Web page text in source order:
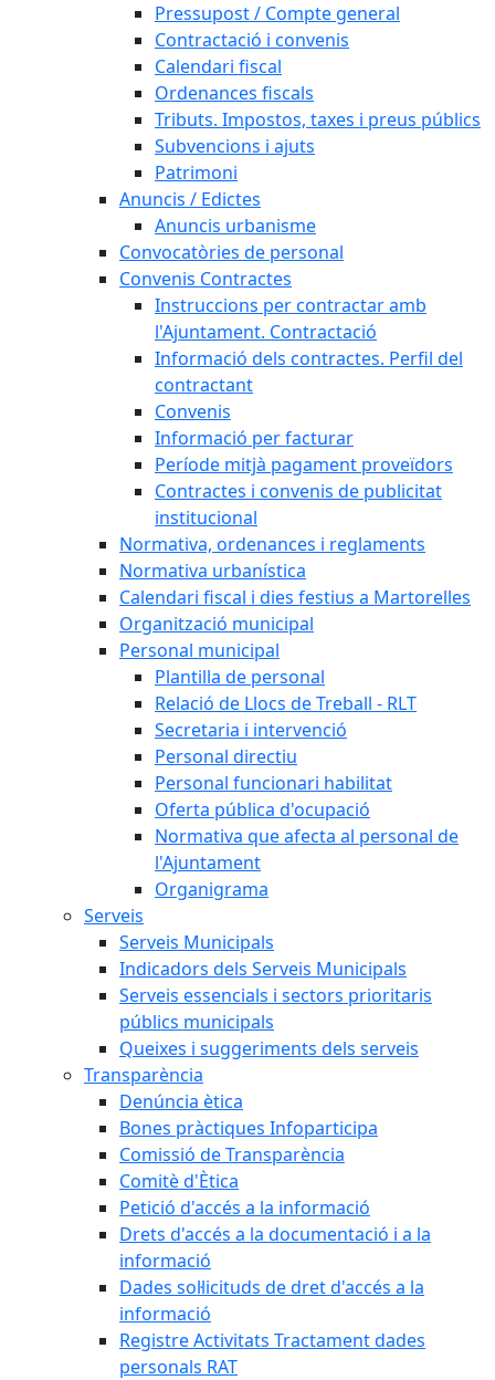
Pressupost / Compte general
Contractació i convenis
Calendari fiscal
Ordenances fiscals
Tributs. Impostos, taxes i preus públics
Subvencions i ajuts
Patrimoni
Anuncis / Edictes
Anuncis urbanisme
Convocatòries de personal
Convenis Contractes
Instruccions per contractar amb
l'Ajuntament. Contractació
Informació dels contractes. Perfil del
contractant
Convenis
Informació per facturar
Període mitjà pagament proveïdors
Contractes i convenis de publicitat
institucional
Normativa, ordenances i reglaments
Normativa urbanística
Calendari fiscal i dies festius a Martorelles
Organització municipal
Personal municipal
Plantilla de personal
Relació de Llocs de Treball - RLT
Secretaria i intervenció
Personal directiu
Personal funcionari habilitat
Oferta pública d'ocupació
Normativa que afecta al personal de
l'Ajuntament
Organigrama
Serveis
Serveis Municipals
Indicadors dels Serveis Municipals
Serveis essencials i sectors prioritaris
públics municipals
Queixes i suggeriments dels serveis
Transparència
Denúncia ètica
Bones pràctiques Infoparticipa
Comissió de Transparència
Comitè d'Ètica
Petició d'accés a la informació
Drets d'accés a la documentació i a la
informació
Dades sol·licituds de dret d'accés a la
informació
Registre Activitats Tractament dades
personals RAT